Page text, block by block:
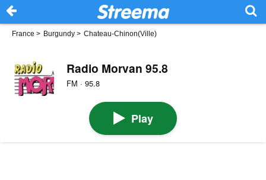
France > Burgundy > Chateau-Chinon(Ville)
Radio Morvan 95.8
FM · 95.8
Play